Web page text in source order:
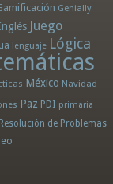
Genially
Juego
lenguaje Lógica
México Navidad
Paz PDI primaria
Resolución de Problemas